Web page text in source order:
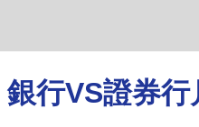
行VS證券